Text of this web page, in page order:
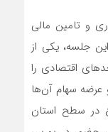
و تامین مالی
جلسه، یکی از
اقتصادی را
سهام آن‌ها
در سطح استان